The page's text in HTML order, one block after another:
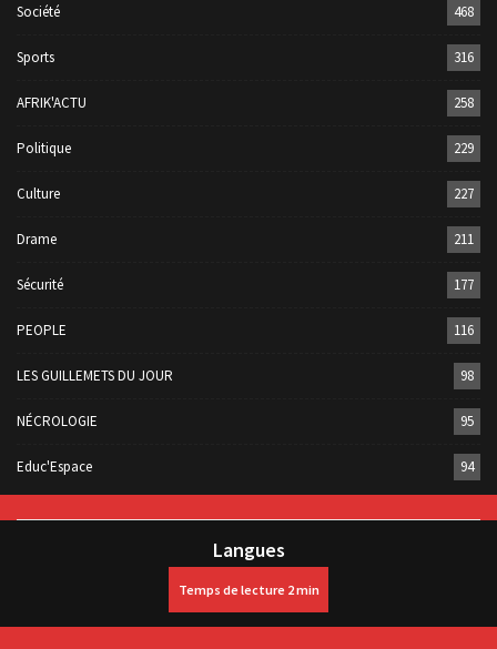
Société 468
Sports 316
AFRIK'ACTU 258
Politique 229
Culture 227
Drame 211
Sécurité 177
PEOPLE 116
LES GUILLEMETS DU JOUR 98
NÉCROLOGIE 95
Educ'Espace 94
Langues